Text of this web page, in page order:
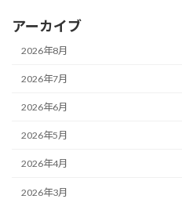
アーカイブ
2026年8月
2026年7月
2026年6月
2026年5月
2026年4月
2026年3月